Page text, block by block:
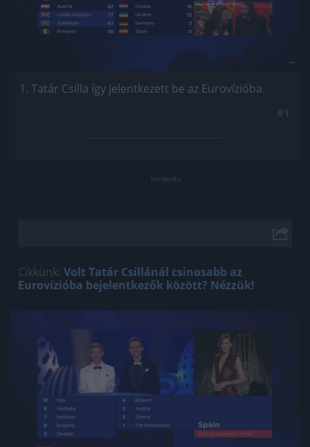
1. Tatár Csilla így jelentkezett be az Eurovízióba.
Cikkünk: Volt Tatár Csillánál csinosabb az
Eurovízióba bejelentkezők között? Nézzük!